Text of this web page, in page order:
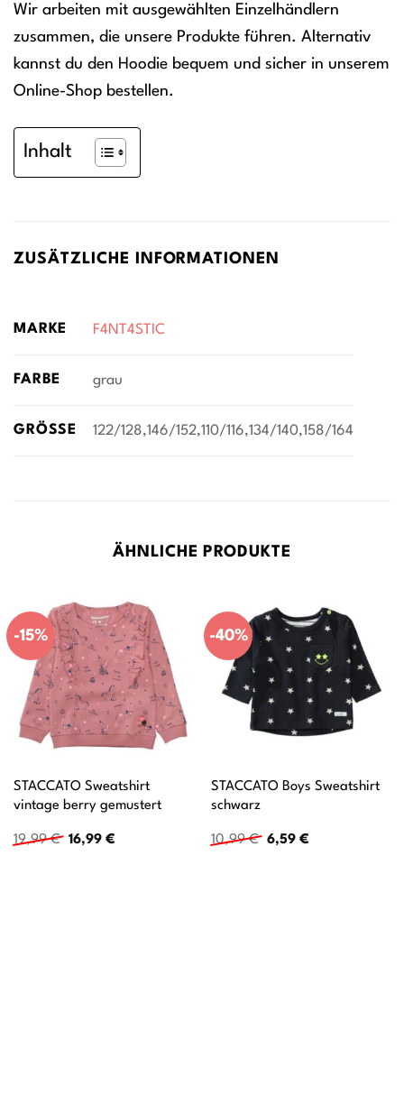
Wir arbeiten mit ausgewählten Einzelhändlern
zusammen, die unsere Produkte führen. Alternativ
kannst du den Hoodie bequem und sicher in unserem
Online-Shop bestellen.
Inhalt
ZUSÄTZLICHE INFORMATIONEN
MARKE F4NT4STIC
FARBE grau
GRÖSSE 122/128,146/152,110/116,134/140,158/164
ÄHNLICHE PRODUKTE
-15%
STACCATO Sweatshirt
vintage berry gemustert
19,99€ Ursprünglicher
16,99 €Aktueller
-40%
STACCATO Boys Sweatshirt
schwarz
10,99€ Ursprünglicher
6,59 €Aktueller